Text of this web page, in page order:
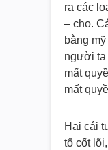
ra các
– cho.
bằng
người ta
mất
mất
Hai cái
tố cốt